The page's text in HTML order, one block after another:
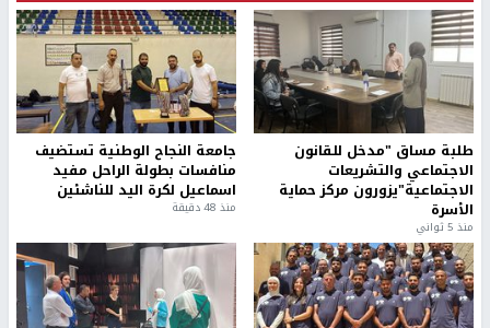
طلبة مساق "مدخل للقانون
الاجتماعي والتشريعات
الاجتماعية"يزورون مركز حماية
الأسرة
منذ 5 ثواني
جامعة النجاح الوطنية تستضيف
منافسات بطولة الراحل مفيد
اسماعيل لكرة اليد للناشئين
منذ 48 دقيقة